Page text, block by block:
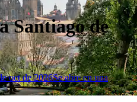
Santiago de
oct de 2026Se abre en una